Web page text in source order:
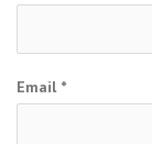
Email *